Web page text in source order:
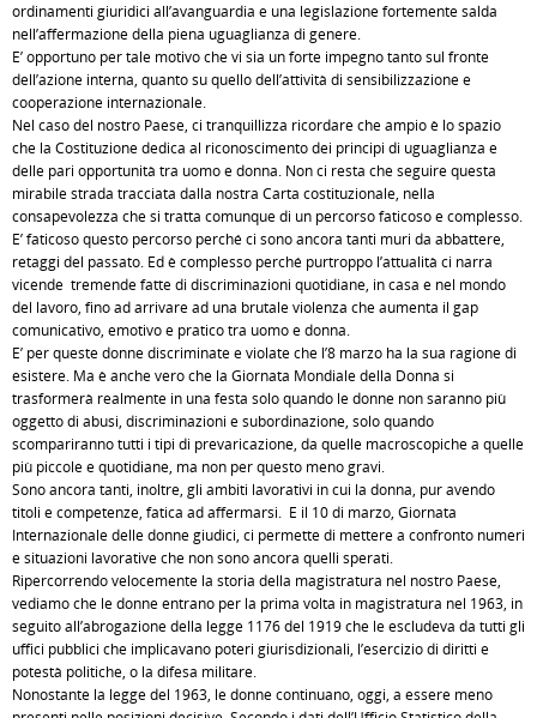
ordinamenti giuridici all’avanguardia e una legislazione fortemente salda
nell’affermazione della piena uguaglianza di genere.
E’ opportuno per tale motivo che vi sia un forte impegno tanto sul fronte
dell’azione interna, quanto su quello dell’attività di sensibilizzazione e
cooperazione internazionale.
Nel caso del nostro Paese, ci tranquillizza ricordare che ampio è lo spazio
che la Costituzione dedica al riconoscimento dei principi di uguaglianza e
delle pari opportunità tra uomo e donna. Non ci resta che seguire questa
mirabile strada tracciata dalla nostra Carta costituzionale, nella
consapevolezza che si tratta comunque di un percorso faticoso e complesso.
E’ faticoso questo percorso perché ci sono ancora tanti muri da abbattere,
retaggi del passato. Ed è complesso perché purtroppo l’attualità ci narra
vicende tremende fatte di discriminazioni quotidiane, in casa e nel mondo
del lavoro, fino ad arrivare ad una brutale violenza che aumenta il gap
comunicativo, emotivo e pratico tra uomo e donna.
E’ per queste donne discriminate e violate che l’8 marzo ha la sua ragione di
esistere. Ma è anche vero che la Giornata Mondiale della Donna si
trasformerà realmente in una festa solo quando le donne non saranno più
oggetto di abusi, discriminazioni e subordinazione, solo quando
scompariranno tutti i tipi di prevaricazione, da quelle macroscopiche a quelle
più piccole e quotidiane, ma non per questo meno gravi.
Sono ancora tanti, inoltre, gli ambiti lavorativi in cui la donna, pur avendo
titoli e competenze, fatica ad affermarsi. E il 10 di marzo, Giornata
Internazionale delle donne giudici, ci permette di mettere a confronto numeri
e situazioni lavorative che non sono ancora quelli sperati.
Ripercorrendo velocemente la storia della magistratura nel nostro Paese,
vediamo che le donne entrano per la prima volta in magistratura nel 1963, in
seguito all’abrogazione della legge 1176 del 1919 che le escludeva da tutti gli
uffici pubblici che implicavano poteri giurisdizionali, l’esercizio di diritti e
potestà politiche, o la difesa militare.
Nonostante la legge del 1963, le donne continuano, oggi, a essere meno